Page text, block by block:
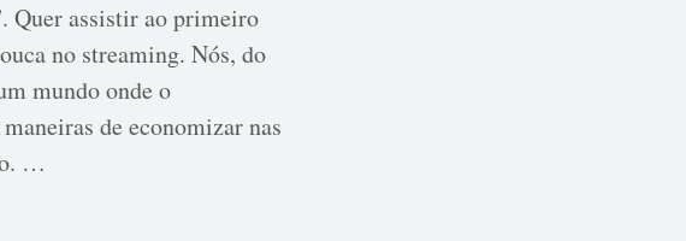
Quer assistir ao primeiro
no streaming. Nós, do
mundo onde o
de economizar nas
…